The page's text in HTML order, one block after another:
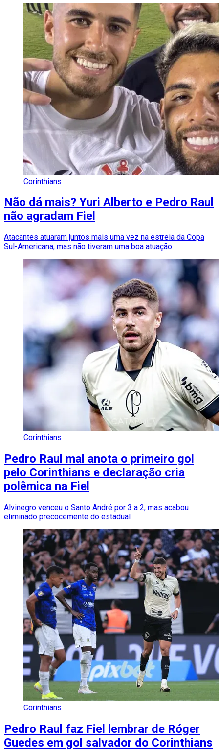
Corinthians
Não dá mais? Yuri Alberto e Pedro Raul
não agradam Fiel
Atacantes atuaram juntos mais uma vez na estreia da Copa
Sul-Americana, mas não tiveram uma boa atuação
Corinthians
Pedro Raul mal anota o primeiro gol
pelo Corinthians e declaração cria
polêmica na Fiel
Alvinegro venceu o Santo André por 3 a 2, mas acabou
eliminado precocemente do estadual
Corinthians
Pedro Raul faz Fiel lembrar de Róger
Guedes em gol salvador do Corinthians